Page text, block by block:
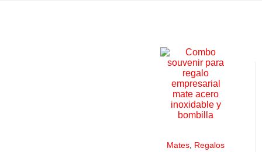
Mates Regalos